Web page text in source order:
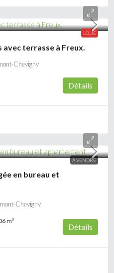
LOUÉ
terrasse à Freux.
Chevigny
Détails
À VENDRE
en bureau et
Chevigny
m²
Détails